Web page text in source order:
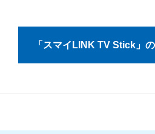
「スマイLINK TV Stick」